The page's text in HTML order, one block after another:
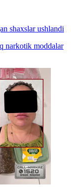
shaxslar ushlandi
narkotik moddalar